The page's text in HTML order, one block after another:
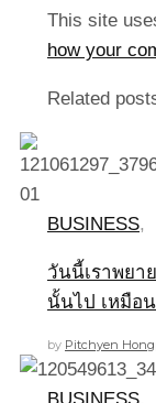
This site
how your
Related
BUSINESS,
วันนี้เราพยา
นั้นไป เหมือ
by Pitchyen